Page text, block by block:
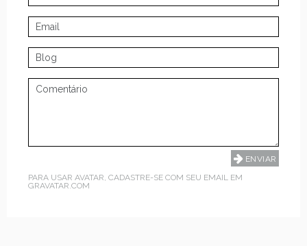
PARA USAR AVATAR, CADASTRE-SE COM SEU EMAIL EM
GRAVATAR.COM